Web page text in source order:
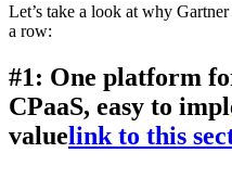
Let’s take a look at why
a row:
#1: One platform
CPaaS, easy to
valuelink to this